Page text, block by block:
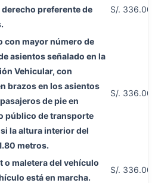
preferente de
S/. 336.00
con mayor número de
asientos señalado en la
Vehicular, con
brazos en los asientos
de pie en
público de transporte
la altura interior del
metros.
S/. 336.00
o maletera del vehículo
está en marcha.
S/. 336.00